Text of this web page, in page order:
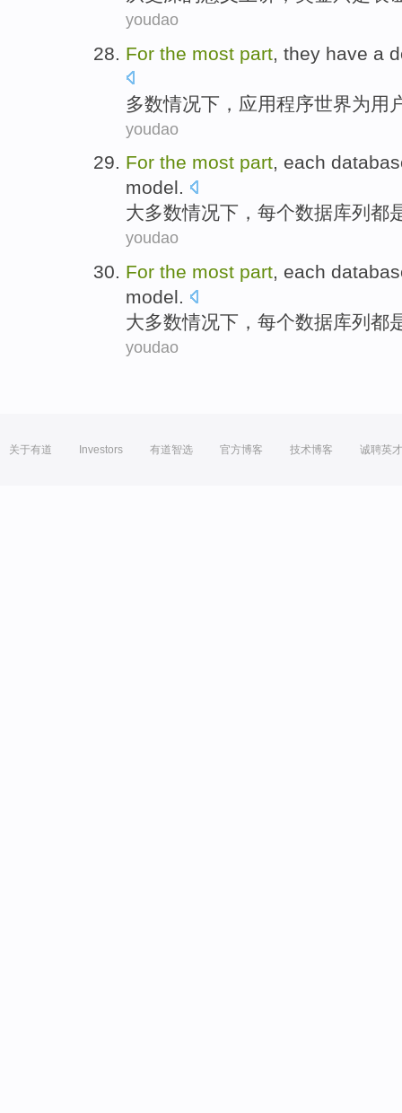
youdao
For the most part , they have a
多数情况下 ，应用程序世界为 用
youdao
For the most part, each
model.
大多数情况下 ， 每个数据库列 都
youdao
For the most part, each
model.
大多数情况下 ， 每个数据库列 都
youdao
关于有道 Investors 有道智选 官方博客 技术博客 诚聘英才